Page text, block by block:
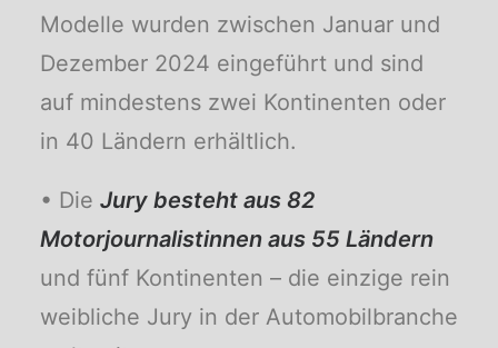
Modelle wurden zwischen Januar und
Dezember 2024 eingeführt und sind
auf mindestens zwei Kontinenten oder
in 40 Ländern erhältlich.
• Die Jury besteht aus 82
Motorjournalistinnen aus 55 Ländern
und fünf Kontinenten – die einzige rein
weibliche Jury in der Automobilbranche